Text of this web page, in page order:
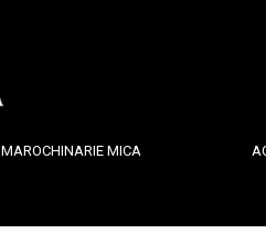
MAROCHINARIE MICA